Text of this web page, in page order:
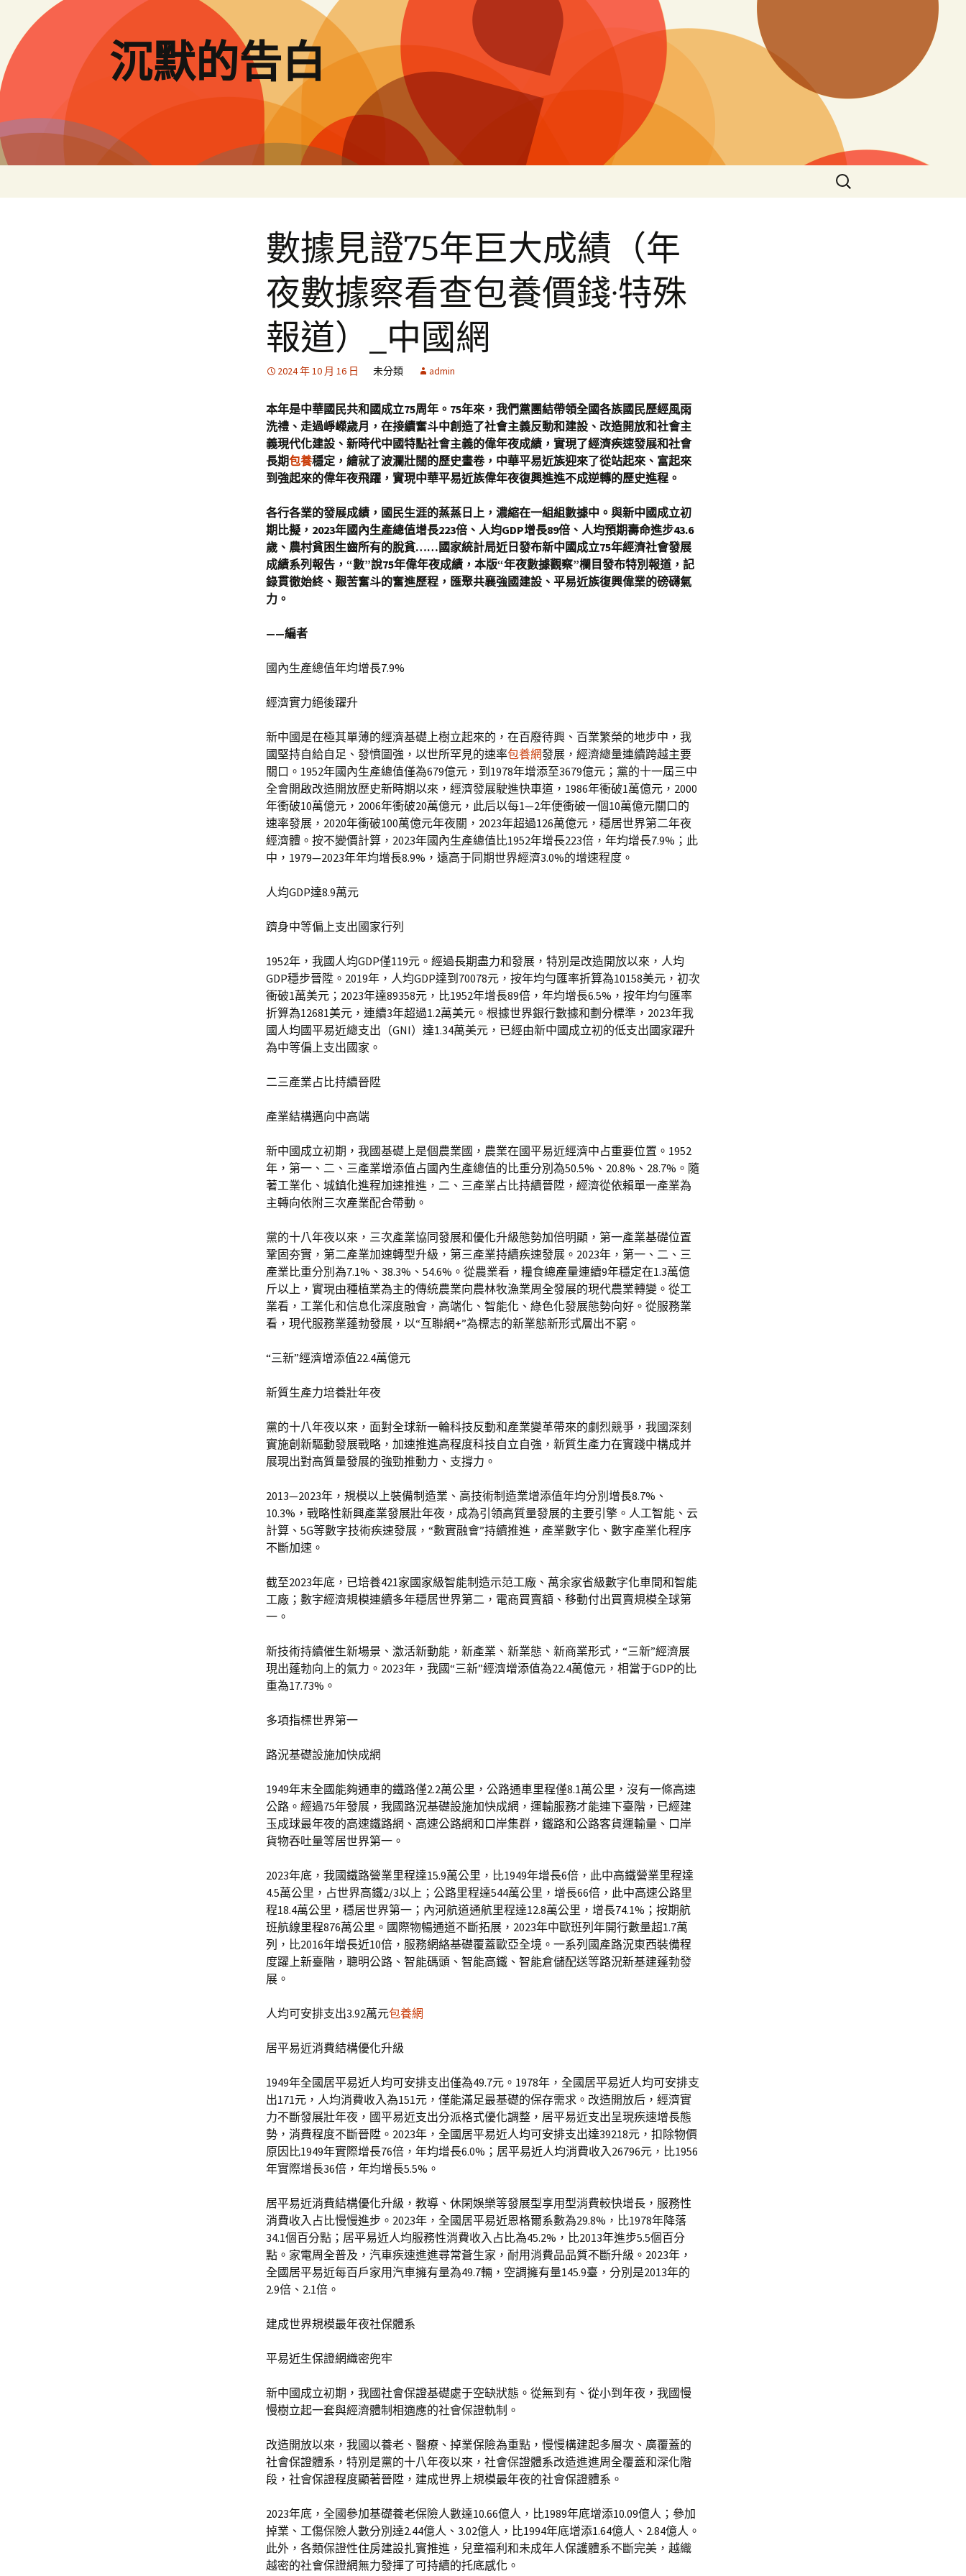
要
內
容
沉默的告白
搜
尋
數據見證75年巨大成績（年
夜數據察看查包養價錢·特殊
報道）_中國網
2024 年 10 月 16 日 未分類 admin
本年是中華國民共和國成立75周年。75年來，我們黨團結帶領全國各族國民歷經風雨
洗禮、走過崢嶸歲月，在接續奮斗中創造了社會主義反動和建設、改造開放和社會主
義現代化建設、新時代中國特點社會主義的偉年夜成績，實現了經濟疾速發展和社會
長期包養穩定，繪就了波瀾壯闊的歷史畫卷，中華平易近族迎來了從站起來、富起來
到強起來的偉年夜飛躍，實現中華平易近族偉年夜復興進進不成逆轉的歷史進程。
各行各業的發展成績，國民生涯的蒸蒸日上，濃縮在一組組數據中。與新中國成立初
期比擬，2023年國內生產總值增長223倍、人均GDP增長89倍、人均預期壽命進步43.6
歲、農村貧困生齒所有的脫貧……國家統計局近日發布新中國成立75年經濟社會發展
成績系列報告，“數”說75年偉年夜成績，本版“年夜數據觀察”欄目發布特別報道，記
錄貫徹始終、艱苦奮斗的奮進歷程，匯聚共襄強國建設、平易近族復興偉業的磅礴氣
力。
——編者
國內生產總值年均增長7.9%
經濟實力絕後躍升
新中國是在極其單薄的經濟基礎上樹立起來的，在百廢待興、百業繁榮的地步中，我
國堅持自給自足、發憤圖強，以世所罕見的速率包養網發展，經濟總量連續跨越主要
關口。1952年國內生產總值僅為679億元，到1978年增添至3679億元；黨的十一屆三中
全會開啟改造開放歷史新時期以來，經濟發展駛進快車道，1986年衝破1萬億元，2000
年衝破10萬億元，2006年衝破20萬億元，此后以每1—2年便衝破一個10萬億元關口的
速率發展，2020年衝破100萬億元年夜關，2023年超過126萬億元，穩居世界第二年夜
經濟體。按不變價計算，2023年國內生產總值比1952年增長223倍，年均增長7.9%；此
中，1979—2023年年均增長8.9%，遠高于同期世界經濟3.0%的增速程度。
人均GDP達8.9萬元
躋身中等偏上支出國家行列
1952年，我國人均GDP僅119元。經過長期盡力和發展，特別是改造開放以來，人均
GDP穩步晉陞。2019年，人均GDP達到70078元，按年均勻匯率折算為10158美元，初次
衝破1萬美元；2023年達89358元，比1952年增長89倍，年均增長6.5%，按年均勻匯率
折算為12681美元，連續3年超過1.2萬美元。根據世界銀行數據和劃分標準，2023年我
國人均國平易近總支出（GNI）達1.34萬美元，已經由新中國成立初的低支出國家躍升
為中等偏上支出國家。
二三產業占比持續晉陞
產業結構邁向中高端
新中國成立初期，我國基礎上是個農業國，農業在國平易近經濟中占重要位置。1952
年，第一、二、三產業增添值占國內生產總值的比重分別為50.5%、20.8%、28.7%。隨
著工業化、城鎮化進程加速推進，二、三產業占比持續晉陞，經濟從依賴單一產業為
主轉向依附三次產業配合帶動。
黨的十八年夜以來，三次產業協同發展和優化升級態勢加倍明顯，第一產業基礎位置
鞏固夯實，第二產業加速轉型升級，第三產業持續疾速發展。2023年，第一、二、三
產業比重分別為7.1%、38.3%、54.6%。從農業看，糧食總產量連續9年穩定在1.3萬億
斤以上，實現由種植業為主的傳統農業向農林牧漁業周全發展的現代農業轉變。從工
業看，工業化和信息化深度融會，高端化、智能化、綠色化發展態勢向好。從服務業
看，現代服務業蓬勃發展，以“互聯網+”為標志的新業態新形式層出不窮。
“三新”經濟增添值22.4萬億元
新質生產力培養壯年夜
黨的十八年夜以來，面對全球新一輪科技反動和產業變革帶來的劇烈競爭，我國深刻
實施創新驅動發展戰略，加速推進高程度科技自立自強，新質生產力在實踐中構成并
展現出對高質量發展的強勁推動力、支撐力。
2013—2023年，規模以上裝備制造業、高技術制造業增添值年均分別增長8.7%、
10.3%，戰略性新興產業發展壯年夜，成為引領高質量發展的主要引擎。人工智能、云
計算、5G等數字技術疾速發展，“數實融會”持續推進，產業數字化、數字產業化程序
不斷加速。
截至2023年底，已培養421家國家級智能制造示范工廠、萬余家省級數字化車間和智能
工廠；數字經濟規模連續多年穩居世界第二，電商買賣額、移動付出買賣規模全球第
一。
新技術持續催生新場景、激活新動能，新產業、新業態、新商業形式，“三新”經濟展
現出蓬勃向上的氣力。2023年，我國“三新”經濟增添值為22.4萬億元，相當于GDP的比
重為17.73%。
多項指標世界第一
路況基礎設施加快成網
1949年末全國能夠通車的鐵路僅2.2萬公里，公路通車里程僅8.1萬公里，沒有一條高速
公路。經過75年發展，我國路況基礎設施加快成網，運輸服務才能連下臺階，已經建
玉成球最年夜的高速鐵路網、高速公路網和口岸集群，鐵路和公路客貨運輸量、口岸
貨物吞吐量等居世界第一。
2023年底，我國鐵路營業里程達15.9萬公里，比1949年增長6倍，此中高鐵營業里程達
4.5萬公里，占世界高鐵2/3以上；公路里程達544萬公里，增長66倍，此中高速公路里
程18.4萬公里，穩居世界第一；內河航道通航里程達12.8萬公里，增長74.1%；按期航
班航線里程876萬公里。國際物暢通道不斷拓展，2023年中歐班列年開行數量超1.7萬
列，比2016年增長近10倍，服務網絡基礎覆蓋歐亞全境。一系列國產路況東西裝備程
度躍上新臺階，聰明公路、智能碼頭、智能高鐵、智能倉儲配送等路況新基建蓬勃發
展。
人均可安排支出3.92萬元包養網
居平易近消費結構優化升級
1949年全國居平易近人均可安排支出僅為49.7元。1978年，全國居平易近人均可安排支
出171元，人均消費收入為151元，僅能滿足最基礎的保存需求。改造開放后，經濟實
力不斷發展壯年夜，國平易近支出分派格式優化調整，居平易近支出呈現疾速增長態
勢，消費程度不斷晉陞。2023年，全國居平易近人均可安排支出達39218元，扣除物價
原因比1949年實際增長76倍，年均增長6.0%；居平易近人均消費收入26796元，比1956
年實際增長36倍，年均增長5.5%。
居平易近消費結構優化升級，教導、休閑娛樂等發展型享用型消費較快增長，服務性
消費收入占比慢慢進步。2023年，全國居平易近恩格爾系數為29.8%，比1978年降落
34.1個百分點；居平易近人均服務性消費收入占比為45.2%，比2013年進步5.5個百分
點。家電周全普及，汽車疾速進進尋常蒼生家，耐用消費品品質不斷升級。2023年，
全國居平易近每百戶家用汽車擁有量為49.7輛，空調擁有量145.9臺，分別是2013年的
2.9倍、2.1倍。
建成世界規模最年夜社保體系
平易近生保證網織密兜牢
新中國成立初期，我國社會保證基礎處于空缺狀態。從無到有、從小到年夜，我國慢
慢樹立起一套與經濟體制相適應的社會保證軌制。
改造開放以來，我國以養老、醫療、掉業保險為重點，慢慢構建起多層次、廣覆蓋的
社會保證體系，特別是黨的十八年夜以來，社會保證體系改造進進周全覆蓋和深化階
段，社會保證程度顯著晉陞，建成世界上規模最年夜的社會保證體系。
2023年底，全國參加基礎養老保險人數達10.66億人，比1989年底增添10.09億人；參加
掉業、工傷保險人數分別達2.44億人、3.02億人，比1994年底增添1.64億人、2.84億人。
此外，各類保證性住房建設扎實推進，兒童福利和未成年人保護體系不斷完美，越織
越密的社會保證網無力發揮了可持續的托底感化。